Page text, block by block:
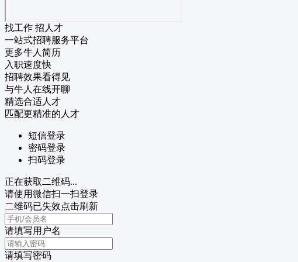
找工作 招人才
一站式招聘服务平台
更多牛人简历
入职速度快
招聘效果看得见
与牛人在线开聊
精选合适人才
匹配更精准的人才
短信登录
密码登录
扫码登录
正在获取二维码...
请使用微信扫一扫登录
二维码已失效点击刷新
请填写用户名
请填写密码